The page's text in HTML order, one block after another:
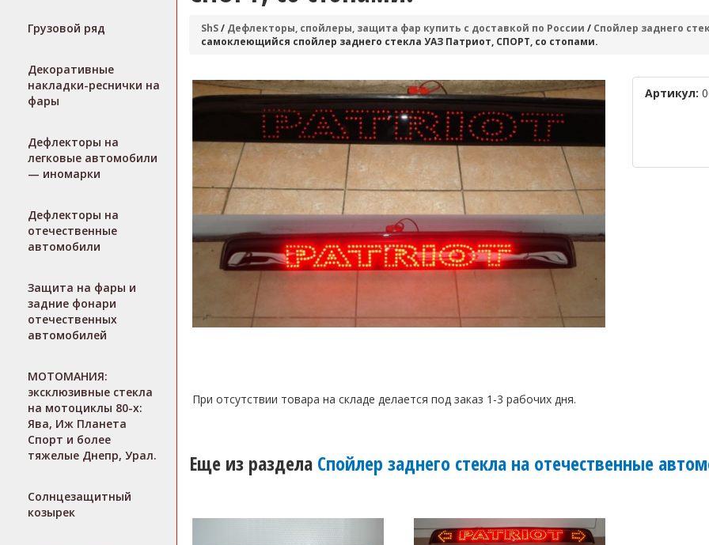
ShS/ Дефлекторы, спойлеры, защита фар купить с доставкой по России / Спойлер заднего
самоклеющийся спойлер заднего стекла УАЗ Патриот, СПОРТ, со стопами.
Артикул:
При отсутствии товара на складе делается под заказ 1-3 рабочих дня.
Еще из раздела Спойлер заднего стекла на отечественные
Грузовой ряд
Декоративные
накладки-реснички на
фары
Дефлекторы на
легковые автомобили
— иномарки
Дефлекторы на
отечественные
автомобили
Защита на фары и
задние фонари
отечественных
автомобилей
МОТОМАНИЯ:
эксклюзивные стекла
на мотоциклы 80-х:
Ява, Иж Планета
Спорт и более
тяжелые Днепр, Урал.
Солнцезащитный
козырек